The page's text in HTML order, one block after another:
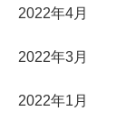
2022年4月
2022年3月
2022年1月